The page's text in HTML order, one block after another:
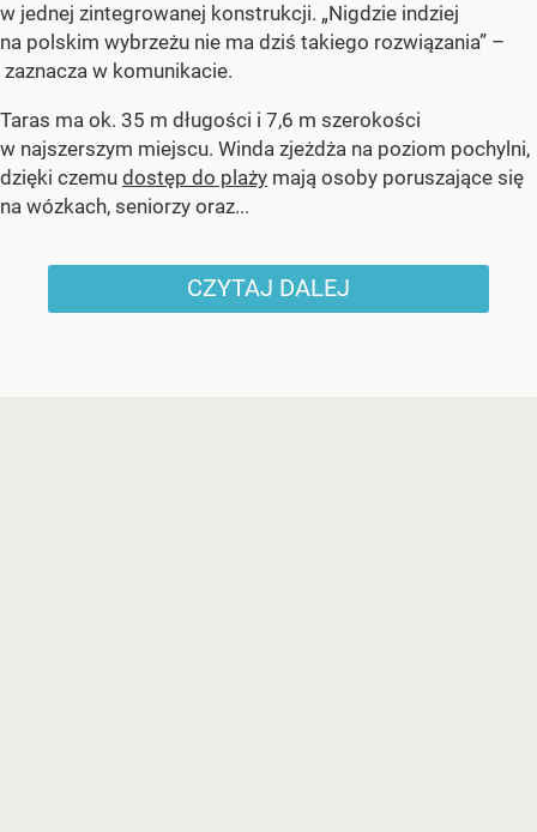
w jednej zintegrowanej konstrukcji. „Nigdzie indziej
na polskim wybrzeżu nie ma dziś takiego rozwiązania” –
zaznacza w komunikacie.
Taras ma ok. 35 m długości i 7,6 m szerokości
w najszerszym miejscu. Winda zjeżdża na poziom pochylni,
dzięki czemu dostęp do plaży mają osoby poruszające się
na wózkach, seniorzy oraz...
CZYTAJ DALEJ